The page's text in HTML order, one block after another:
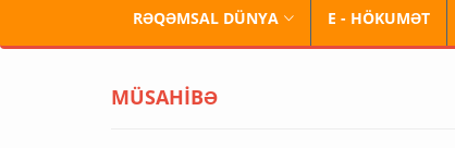
RƏQƏMSAL DÜNYA E - HÖKUMƏT
MÜSAHİBƏ